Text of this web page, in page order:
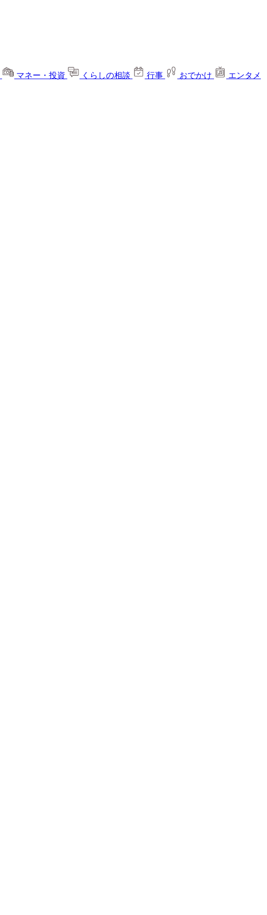
マネー・投資 くらしの相談 行事 おでかけ
エンタメ